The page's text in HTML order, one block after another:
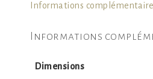
Informations
Informations
Dimensions